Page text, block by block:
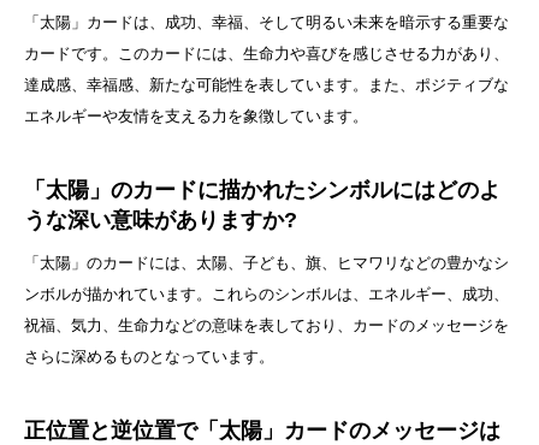
「太陽」カードは、成功、幸福、そして明るい未来を暗示する重要な
カードです。このカードには、生命力や喜びを感じさせる力があり、
達成感、幸福感、新たな可能性を表しています。また、ポジティブな
エネルギーや友情を支える力を象徴しています。
「太陽」のカードに描かれたシンボルにはどのよ
うな深い意味がありますか?
「太陽」のカードには、太陽、子ども、旗、ヒマワリなどの豊かなシ
ンボルが描かれています。これらのシンボルは、エネルギー、成功、
祝福、気力、生命力などの意味を表しており、カードのメッセージを
さらに深めるものとなっています。
正位置と逆位置で「太陽」カードのメッセージは